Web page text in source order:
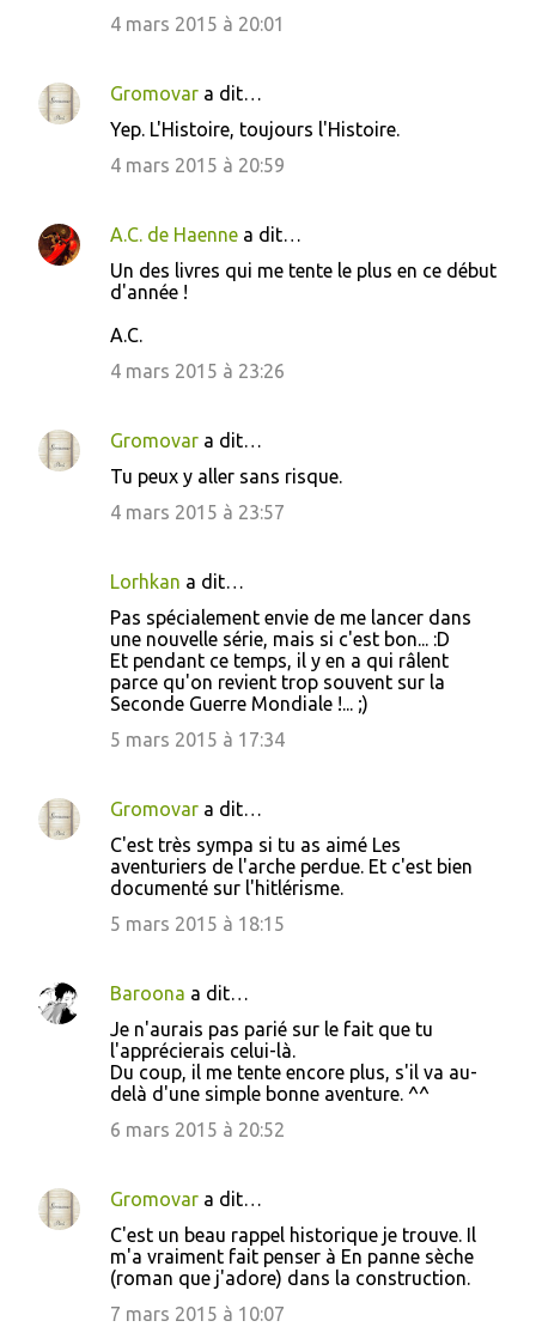
e
n
r
4 mars 2015 à 20:01
Gromovar a dit…
Yep. L'Histoire, toujours l'Histoire.
4 mars 2015 à 20:59
A.C. de Haenne a dit…
Un des livres qui me tente le plus en ce début
d'année !
A.C.
4 mars 2015 à 23:26
Gromovar a dit…
Tu peux y aller sans risque.
4 mars 2015 à 23:57
Lorhkan a dit…
Pas spécialement envie de me lancer dans
une nouvelle série, mais si c'est bon... :D
Et pendant ce temps, il y en a qui râlent
parce qu'on revient trop souvent sur la
Seconde Guerre Mondiale !... ;)
5 mars 2015 à 17:34
Gromovar a dit…
C'est très sympa si tu as aimé Les
aventuriers de l'arche perdue. Et c'est bien
documenté sur l'hitlérisme.
5 mars 2015 à 18:15
Baroona a dit…
Je n'aurais pas parié sur le fait que tu
l'apprécierais celui-là.
Du coup, il me tente encore plus, s'il va au-
delà d'une simple bonne aventure. ^^
6 mars 2015 à 20:52
Gromovar a dit…
C'est un beau rappel historique je trouve. Il
m'a vraiment fait penser à En panne sèche
(roman que j'adore) dans la construction.
7 mars 2015 à 10:07